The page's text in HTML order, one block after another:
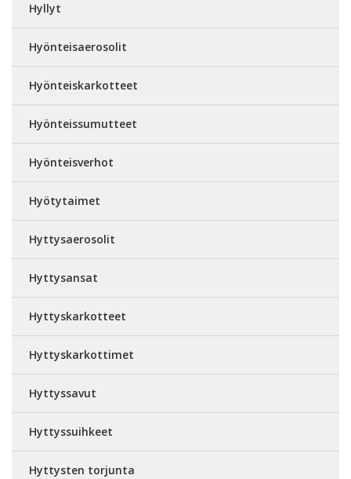
Hyllyt
Hyönteisaerosolit
Hyönteiskarkotteet
Hyönteissumutteet
Hyönteisverhot
Hyötytaimet
Hyttysaerosolit
Hyttysansat
Hyttyskarkotteet
Hyttyskarkottimet
Hyttyssavut
Hyttyssuihkeet
Hyttysten torjunta